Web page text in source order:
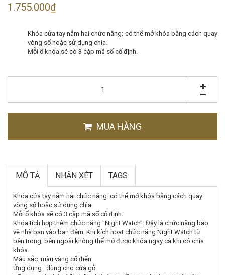
1.755.000₫
Khóa cửa tay nắm hai chức năng: có thể mở khóa bằng cách quay
vòng số hoặc sử dụng chìa.
Mỗi ổ khóa sẽ có 3 cặp mã số cố định.
MUA HÀNG
MÔ TẢ NHẬN XÉT TAGS
Khóa cửa tay nắm hai chức năng: có thể mở khóa bằng cách quay
vòng số hoặc sử dụng chìa.
Mỗi ổ khóa sẽ có 3 cặp mã số cố định.
Khóa tích hợp thêm chức năng "Night Watch": Đây là chức năng bảo
vệ nhà bạn vào ban đêm. Khi kích hoạt chức năng Night Watch từ
bên trong, bên ngoài không thể mở được khóa ngay cả khi có chìa
khóa.
Màu sắc: màu vàng cổ điển
Ứng dụng : dùng cho cửa gỗ.